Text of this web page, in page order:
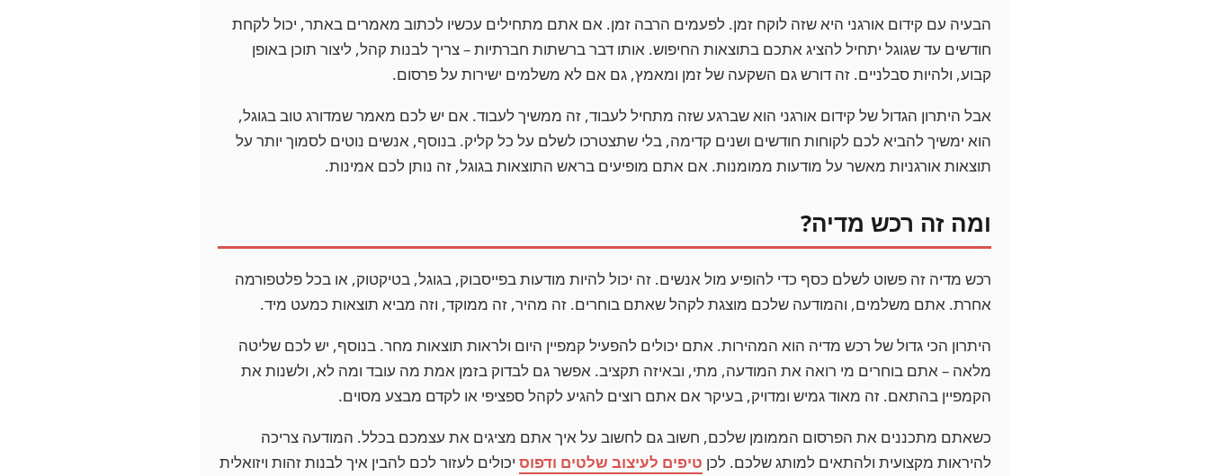
הבעיה עם קידום אורגני היא שזה לוקח זמן. לפעמים הרבה זמן. אם אתם מתחילים עכשיו לכתוב מאמרים באתר, יכול לקחת
חודשים עד שגוגל יתחיל להציג אתכם בתוצאות החיפוש. אותו דבר ברשתות חברתיות – צריך לבנות קהל, ליצור תוכן באופן
קבוע, ולהיות סבלניים. זה דורש גם השקעה של זמן ומאמץ, גם אם לא משלמים ישירות על פרסום.
אבל היתרון הגדול של קידום אורגני הוא שברגע שזה מתחיל לעבוד, זה ממשיך לעבוד. אם יש לכם מאמר שמדורג טוב בגוגל,
הוא ימשיך להביא לכם לקוחות חודשים ושנים קדימה, בלי שתצטרכו לשלם על כל קליק. בנוסף, אנשים נוטים לסמוך יותר על
תוצאות אורגניות מאשר על מודעות ממומנות. אם אתם מופיעים בראש התוצאות בגוגל, זה נותן לכם אמינות.
ומה זה רכש מדיה?
רכש מדיה זה פשוט לשלם כסף כדי להופיע מול אנשים. זה יכול להיות מודעות בפייסבוק, בגוגל, בטיקטוק, או בכל פלטפורמה
אחרת. אתם משלמים, והמודעה שלכם מוצגת לקהל שאתם בוחרים. זה מהיר, זה ממוקד, וזה מביא תוצאות כמעט מיד.
היתרון הכי גדול של רכש מדיה הוא המהירות. אתם יכולים להפעיל קמפיין היום ולראות תוצאות מחר. בנוסף, יש לכם שליטה
מלאה – אתם בוחרים מי רואה את המודעה, מתי, ובאיזה תקציב. אפשר גם לבדוק בזמן אמת מה עובד ומה לא, ולשנות את
הקמפיין בהתאם. זה מאוד גמיש ומדויק, בעיקר אם אתם רוצים להגיע לקהל ספציפי או לקדם מבצע מסוים.
כשאתם מתכננים את הפרסום הממומן שלכם, חשוב גם לחשוב על איך אתם מציגים את עצמכם בכלל. המודעה צריכה
להיראות מקצועית ולהתאים למותג שלכם. לכן טיפים לעיצוב שלטים ודפוס יכולים לעזור לכם להבין איך לבנות זהות ויזואלית